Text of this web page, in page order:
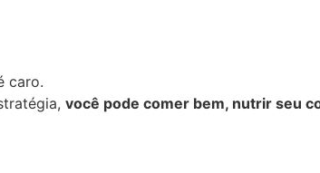
caro.
você pode comer bem, nutrir seu